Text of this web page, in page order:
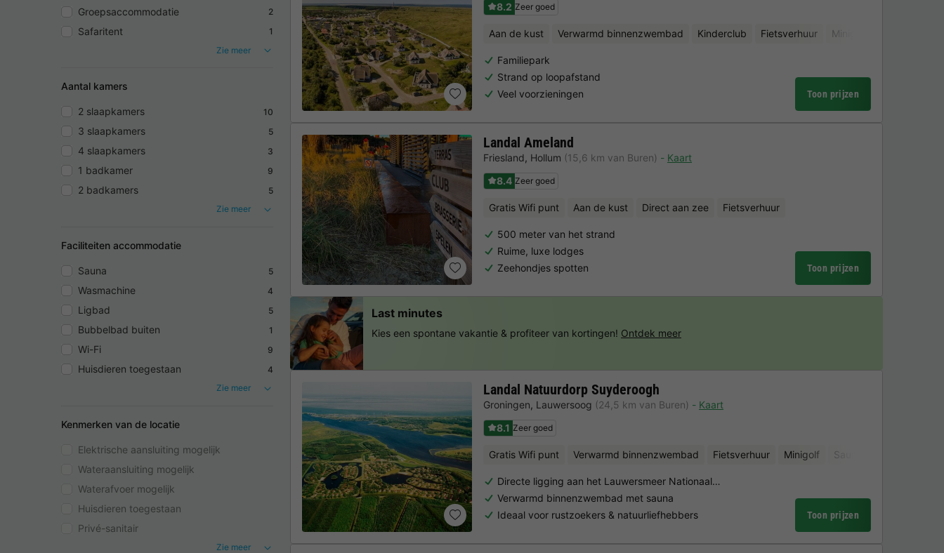
Groepsaccommodatie 2
Safaritent
1
Zie meer
Aantal kamers
2 slaapkamers 10
3 slaapkamers 5
4 slaapkamers 3
1 badkamer 9
2 badkamers
5
Zie meer
Faciliteiten accommodatie
Sauna 5
Wasmachine 4
Ligbad 5
Bubbelbad buiten 1
Wi-Fi 9
Huisdieren toegestaan
4
Zie meer
Kenmerken van de locatie
Elektrische aansluiting mogelijk
Wateraansluiting mogelijk
Waterafvoer mogelijk
Huisdieren toegestaan
Privé-sanitair
Zie meer
8.2 Zeer goed
Aan de kust Verwarmd binnenzwembad Kinderclub Fietsverhuur Minigolf
Familiepark
Strand op loopafstand
Veel voorzieningen
Toon prijzen
Landal Ameland
Friesland, Hollum (15,6 km van Buren)
Kaart
8.4 Zeer goed
Gratis Wifi punt Aan de kust Direct aan zee Fietsverhuur
500 meter van het strand
Ruime, luxe lodges
Zeehondjes spotten
Toon prijzen
Landal Natuurdorp Suyderoogh
Groningen, Lauwersoog (24,5 km van Buren)
Kaart
8.1 Zeer goed
Gratis Wifi punt Verwarmd binnenzwembad Fietsverhuur Minigolf Sauna
Directe ligging aan het Lauwersmeer Nationaal…
Verwarmd binnenzwembad met sauna
Ideaal voor rustzoekers & natuurliefhebbers
Toon prijzen
Last minutes
Kies een spontane vakantie & profiteer van kortingen! Ontdek meer